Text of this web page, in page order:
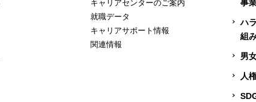
キャリアセンターのご案内
就職データ
キャリアサポート情報
関連情報
事
ハ
組
男
人